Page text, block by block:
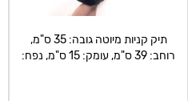
תיק קניות מיוטה גובה: 35 ס"מ,
רוחב: 39 ס"מ, עומק: 15 ס"מ, נפח: